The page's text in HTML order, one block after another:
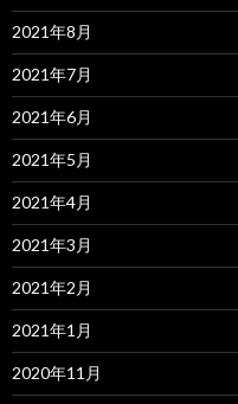
2021年8月
2021年7月
2021年6月
2021年5月
2021年4月
2021年3月
2021年2月
2021年1月
2020年11月